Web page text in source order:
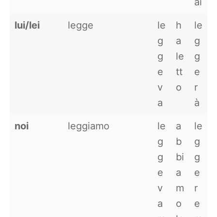
lui/lei
legge
le
g
g
e
v
a
h
a
le
tt
o
le
g
g
e
r
à
noi
leggiamo
le
g
g
e
v
a
a
b
bi
a
m
o
le
g
g
e
r
e